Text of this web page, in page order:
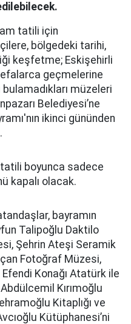
tatili için
bölgedeki tarihi,
keşfetme; Eskişehirli
geçmelerine
müzeleri
Belediyesi’ne
ikinci gününden
tatili boyunca sadece
kapalı olacak.
bayramın
Talipoğlu Daktilo
Şehrin Ateşi Seramik
Fotoğraf Müzesi,
Konağı Atatürk ile
Kırımoğlu
Kitaplığı ve
Kütüphanesi’ni